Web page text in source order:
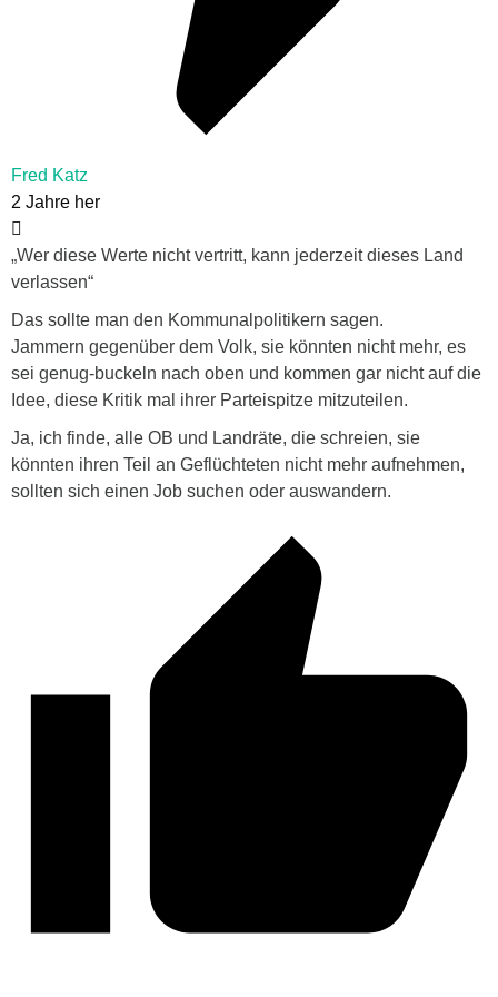
Fred Katz
2 Jahre her
„Wer diese Werte nicht vertritt, kann jederzeit dieses Land
verlassen“
Das sollte man den Kommunalpolitikern sagen.
Jammern gegenüber dem Volk, sie könnten nicht mehr, es
sei genug-buckeln nach oben und kommen gar nicht auf die
Idee, diese Kritik mal ihrer Parteispitze mitzuteilen.
Ja, ich finde, alle OB und Landräte, die schreien, sie
könnten ihren Teil an Geflüchteten nicht mehr aufnehmen,
sollten sich einen Job suchen oder auswandern.